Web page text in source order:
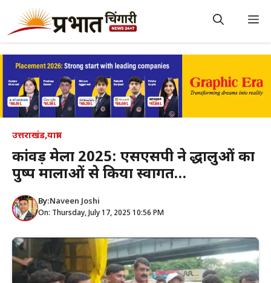
content
उत्तराखंड,यात्रा
कांवड़ मेला 2025: एसएसपी ने श्रद्धालुओं का
पुष्प मालाओं से किया स्वागत…
By:Naveen Joshi
On: Thursday, July 17, 2025 10:56 PM